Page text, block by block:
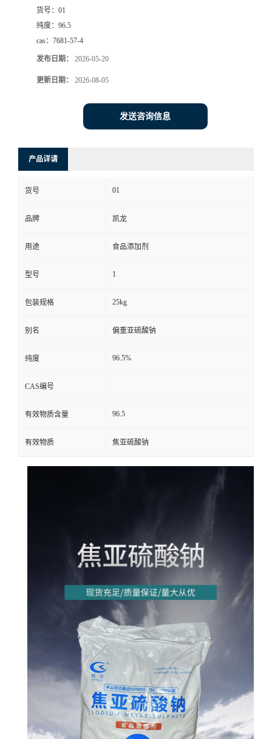
货号： 01
纯度： 96.5
cas： 7681-57-4
发布日期： 2026-05-20
更新日期： 2026-08-05
发送咨询信息
产品详请
货号 01
品牌 凯龙
用途 食品添加剂
型号 1
包装规格 25kg
别名 偏重亚硫酸钠
纯度 96.5%
CAS编号
有效物质含量 96.5
有效物质 焦亚硫酸钠